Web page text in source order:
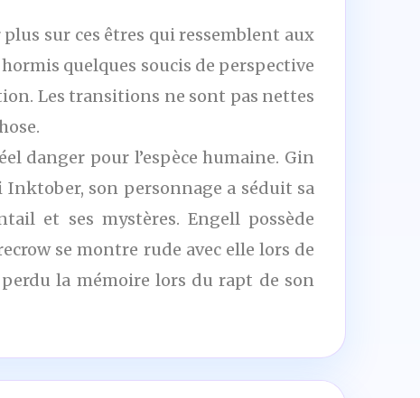
sur ces êtres qui ressemblent aux
quelques soucis de perspective
Les transitions ne sont pas nettes
danger pour l’espèce humaine. Gin
Inktober, son personnage a séduit sa
et ses mystères. Engell possède
se montre rude avec elle lors de
la mémoire lors du rapt de son